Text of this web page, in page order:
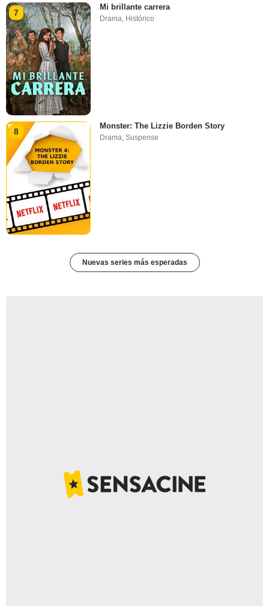
7
Mi brillante carrera
Drama, Histórico
8
Monster: The Lizzie Borden Story
Drama,Suspense
Nuevas series más esperadas